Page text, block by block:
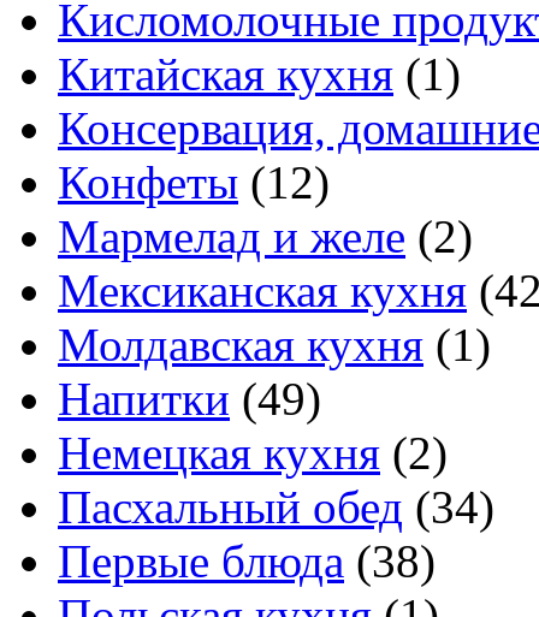
Кисломолочные
Китайская кухня (1)
Консервация,
Конфеты (12)
Мармелад и желе (2)
Мексиканская кухня
Молдавская кухня (1)
Напитки (49)
Немецкая кухня (2)
Пасхальный обед (34)
Первые блюда (38)